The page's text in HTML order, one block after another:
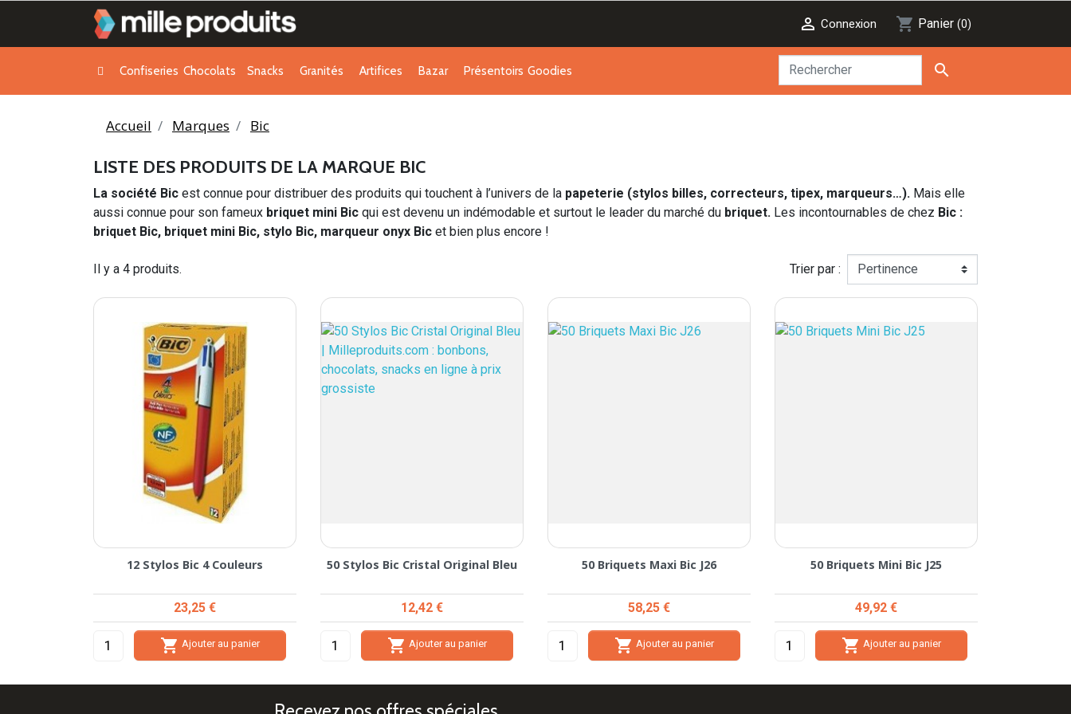
 Connexion shopping_cart Panier (0)
Confiseries Chocolats Snacks Granités Artifices Bazar Présentoirs Goodies 
Accueil Marques Bic
LISTE DES PRODUITS DE LA MARQUE BIC
La société Bic est connue pour distribuer des produits qui touchent à l’univers de la papeterie (stylos billes, correcteurs, tipex, marqueurs…). Mais elle
aussi connue pour son fameux briquet mini Bic qui est devenu un indémodable et surtout le leader du marché du briquet. Les incontournables de chez Bic :
briquet Bic, briquet mini Bic, stylo Bic, marqueur onyx Bic et bien plus encore !
Il y a 4 produits. Trier par :
12 Stylos Bic 4 Couleurs
Prix
23,25 €
 Ajouter au panier
50 Stylos Bic Cristal Original Bleu
Prix
12,42 €
 Ajouter au panier
50 Briquets Maxi Bic J26
Prix
58,25 €
 Ajouter au panier
50 Briquets Mini Bic J25
Prix
49,92 €
 Ajouter au panier